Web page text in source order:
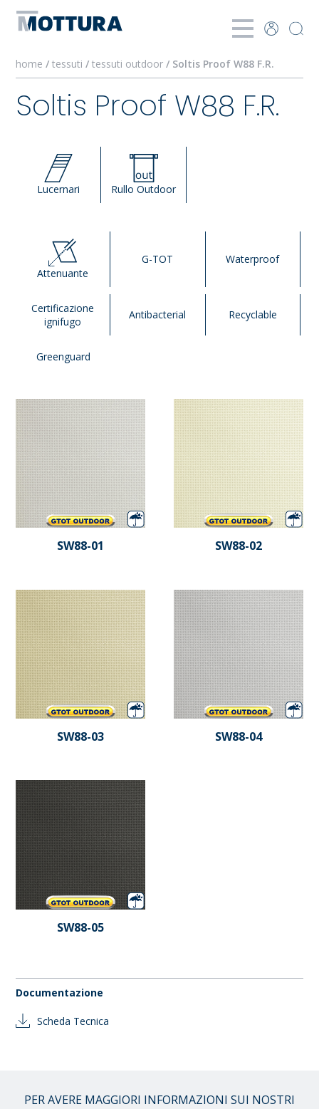
home /tessuti /tessuti outdoor / Soltis Proof W88 F.R.
Soltis Proof W88 F.R.
Lucernari Rullo Outdoor
Attenuante
G-TOT Waterproof
Certificazione
ignifugo
Antibacterial Recyclable
Greenguard
SW88-01 SW88-02
SW88-03 SW88-04
SW88-05
Documentazione
Scheda Tecnica
PER AVERE MAGGIORI INFORMAZIONI SUI NOSTRI